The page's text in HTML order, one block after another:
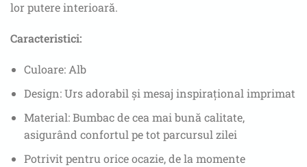
lor putere interioară.
Caracteristici:
Culoare: Alb
Design: Urs adorabil și mesaj inspirațional imprimat
Material: Bumbac de cea mai bună calitate,
asigurând confortul pe tot parcursul zilei
Potrivit pentru orice ocazie, de la momente